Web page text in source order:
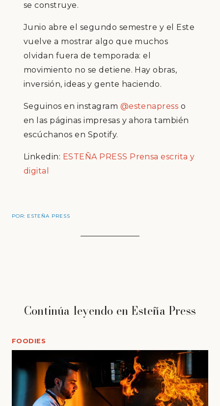
se construye.
Junio abre el segundo semestre y el Este
vuelve a mostrar algo que muchos
olvidan fuera de temporada: el
movimiento no se detiene. Hay obras,
inversión, ideas y gente haciendo.
Seguinos en instagram @estenapress o
en las páginas impresas y ahora también
escúchanos en Spotify.
Linkedin: ESTEÑA PRESS Prensa escrita y
digital
POR: ESTEÑA PRESS
Continúa leyendo en Esteña Press
FOODIES